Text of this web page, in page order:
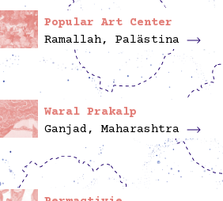
Popular Art Center
Ramallah, Palästina
Waral Prakalp
Ganjad, Maharashtra